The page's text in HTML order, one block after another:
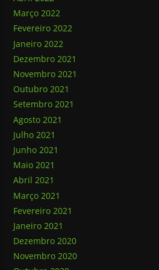
Março 2022
Fevereiro 2022
Janeiro 2022
Dezembro 2021
Novembro 2021
Outubro 2021
Setembro 2021
Agosto 2021
Julho 2021
Junho 2021
Maio 2021
Abril 2021
Março 2021
Fevereiro 2021
Janeiro 2021
Dezembro 2020
Novembro 2020